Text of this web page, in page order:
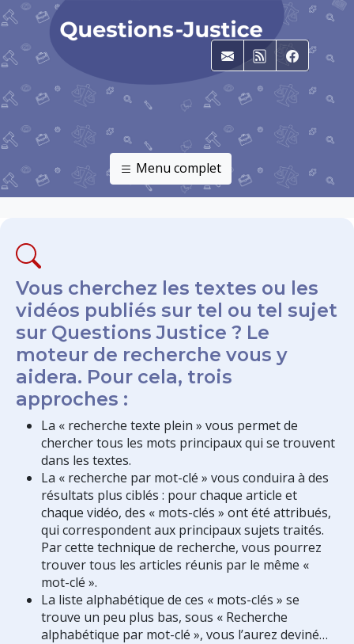
E-mailRSS
Menu complet
Vous cherchez les textes ou les
vidéos publiés sur tel ou tel sujet
sur Questions Justice ? Le
moteur de recherche vous y
aidera. Pour cela, trois
approches :
La « recherche texte plein » vous permet de
chercher tous les mots principaux qui se trouvent
dans les textes.
La « recherche par mot-clé » vous conduira à des
résultats plus ciblés : pour chaque article et
chaque vidéo, des « mots-clés » ont été attribués,
qui correspondent aux principaux sujets traités.
Par cette technique de recherche, vous pourrez
trouver tous les articles réunis par le même «
mot-clé ».
La liste alphabétique de ces « mots-clés » se
trouve un peu plus bas, sous « Recherche
alphabétique par mot-clé », vous l’aurez deviné…